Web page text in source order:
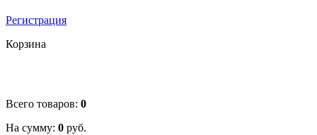
Регистрация
Корзина
Всего товаров: 0
На сумму: 0 руб.